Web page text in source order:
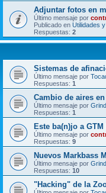
Adjuntar fotos en
Último mensaje por
Publicado en Utilidades y
Respuestas: 2
Sistemas de
Último mensaje por
Respuestas: 1
Cambio de aires
Último mensaje por
Respuestas: 1
Este ba(n)jo a
Último mensaje por
Respuestas: 9
Nuevos Markbass
Último mensaje por
Respuestas: 10
"Hacking" de la